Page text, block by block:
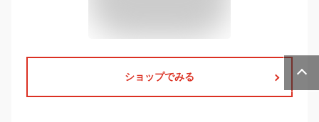
ショップでみる